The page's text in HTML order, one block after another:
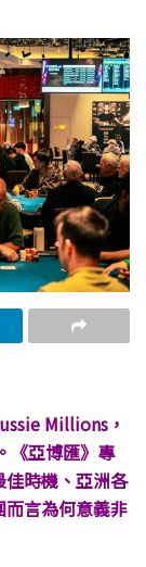
Millions，
《亞博匯》專
時機、亞洲各
言為何意義非